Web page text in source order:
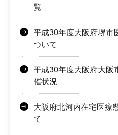
覧
平成30年度大阪府堺市
ついて
平成30年度大阪府大阪
催状況
大阪府北河内在宅医療
て